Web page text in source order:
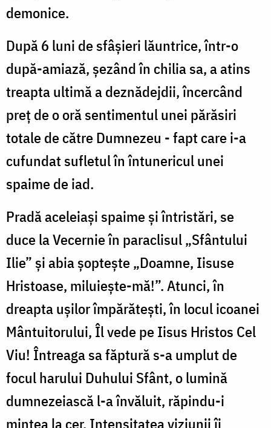
demonice.
După 6 luni de sfâșieri lăuntrice, într-o
după-amiază, șezând în chilia sa, a atins
treapta ultimă a deznădejdii, încercând
preț de o oră sentimentul unei părăsiri
totale de către Dumnezeu - fapt care i-a
cufundat sufletul în întunericul unei
spaime de iad.
Pradă aceleiași spaime și întristări, se
duce la Vecernie în paraclisul „Sfântului
Ilie” și abia șoptește „Doamne, Iisuse
Hristoase, miluiește-mă!”. Atunci, în
dreapta ușilor împărătești, în locul icoanei
Mântuitorului, Îl vede pe Iisus Hristos Cel
Viu! Întreaga sa făptură s-a umplut de
focul harului Duhului Sfânt, o lumină
dumnezeiască l-a învăluit, răpindu-i
mintea la cer. Intensitatea viziunii îi